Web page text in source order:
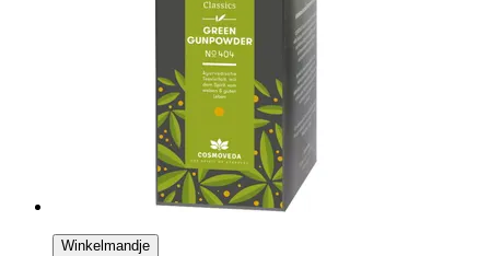
Winkelmandje